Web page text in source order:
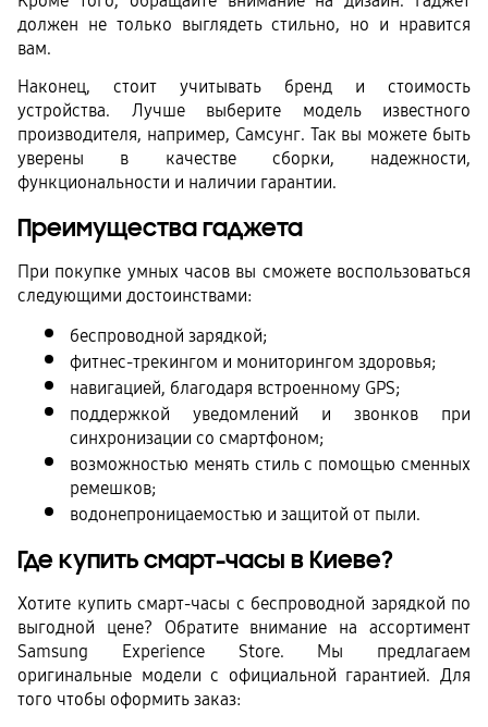
должен не только выглядеть стильно, но и нравится
вам.
Наконец, стоит учитывать бренд и стоимость
устройства. Лучше выберите модель известного
производителя, например, Самсунг. Так вы можете быть
уверены в качестве сборки, надежности,
функциональности и наличии гарантии.
Преимущества гаджета
При покупке умных часов вы сможете воспользоваться
следующими достоинствами:
беспроводной зарядкой;
фитнес-трекингом и мониторингом здоровья;
навигацией, благодаря встроенному GPS;
поддержкой уведомлений и звонков при
синхронизации со смартфоном;
возможностью менять стиль с помощью сменных
ремешков;
водонепроницаемостью и защитой от пыли.
Где купить смарт-часы в Киеве?
Хотите купить смарт-часы с беспроводной зарядкой по
выгодной цене? Обратите внимание на ассортимент
Samsung Experience Store. Мы предлагаем
оригинальные модели с официальной гарантией. Для
того чтобы оформить заказ: